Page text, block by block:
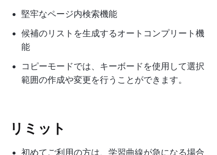
堅牢なページ内検索機能
候補のリストを生成するオートコンプリート機
能
コピーモードでは、キーボードを使用して選択
範囲の作成や変更を行うことができます。
リミット
初めてご利用の方は、学習曲線が急になる場合